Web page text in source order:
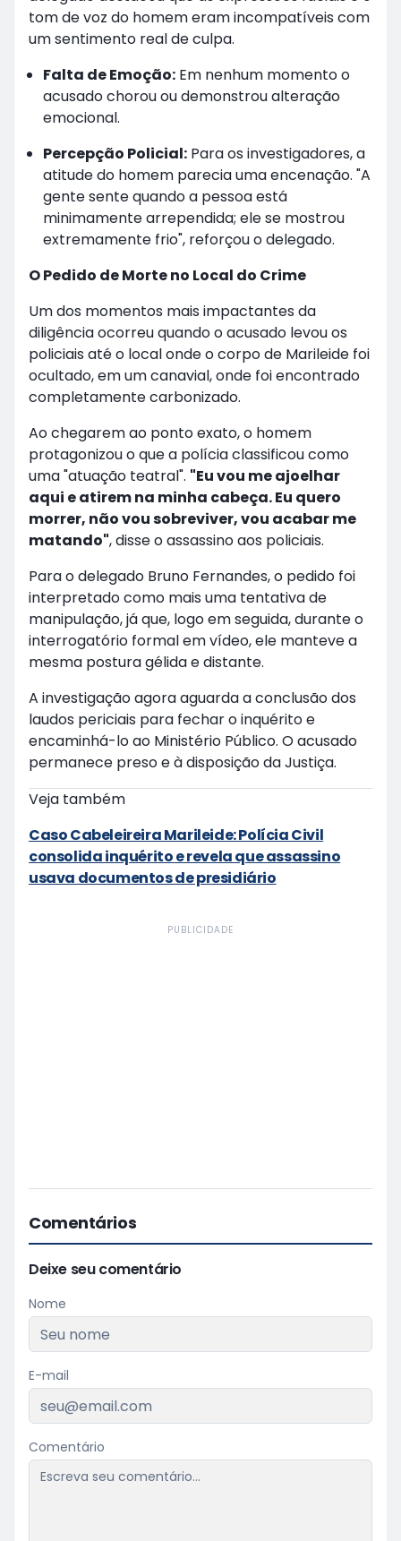
tom de voz do homem eram incompatíveis com
um sentimento real de culpa.
Falta de Emoção: Em nenhum momento o
acusado chorou ou demonstrou alteração
emocional.
Percepção Policial: Para os investigadores, a
atitude do homem parecia uma encenação. "A
gente sente quando a pessoa está
minimamente arrependida; ele se mostrou
extremamente frio", reforçou o delegado.
O Pedido de Morte no Local do Crime
Um dos momentos mais impactantes da
diligência ocorreu quando o acusado levou os
policiais até o local onde o corpo de Marileide foi
ocultado, em um canavial, onde foi encontrado
completamente carbonizado.
Ao chegarem ao ponto exato, o homem
protagonizou o que a polícia classificou como
uma "atuação teatral". "Eu vou me ajoelhar
aqui e atirem na minha cabeça. Eu quero
morrer, não vou sobreviver, vou acabar me
matando", disse o assassino aos policiais.
Para o delegado Bruno Fernandes, o pedido foi
interpretado como mais uma tentativa de
manipulação, já que, logo em seguida, durante o
interrogatório formal em vídeo, ele manteve a
mesma postura gélida e distante.
A investigação agora aguarda a conclusão dos
laudos periciais para fechar o inquérito e
encaminhá-lo ao Ministério Público. O acusado
permanece preso e à disposição da Justiça.
Veja também
Caso Cabeleireira Marileide: Polícia Civil
consolida inquérito e revela que assassino
usava documentos de presidiário
PUBLICIDADE
Comentários
Deixe seu comentário
Nome
E-mail
Comentário